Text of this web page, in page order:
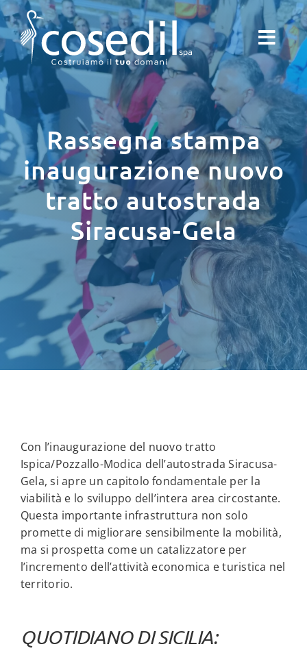
Salta
al
contenuto
Rassegna stampa
inaugurazione nuovo
tratto autostrada
Siracusa-Gela
Con l’inaugurazione del nuovo tratto
Ispica/Pozzallo-Modica dell’autostrada Siracusa-
Gela, si apre un capitolo fondamentale per la
viabilità e lo sviluppo dell’intera area circostante.
Questa importante infrastruttura non solo
promette di migliorare sensibilmente la mobilità,
ma si prospetta come un catalizzatore per
l’incremento dell’attività economica e turistica nel
territorio.
QUOTIDIANO DI SICILIA: